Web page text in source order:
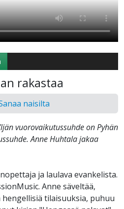
rakastaa
naisilta
vuorovaikutussuhde on Pyhän
Anne Huhtala jakaa
ja laulava evankelista.
Anne säveltää,
tilaisuuksia, puhuu